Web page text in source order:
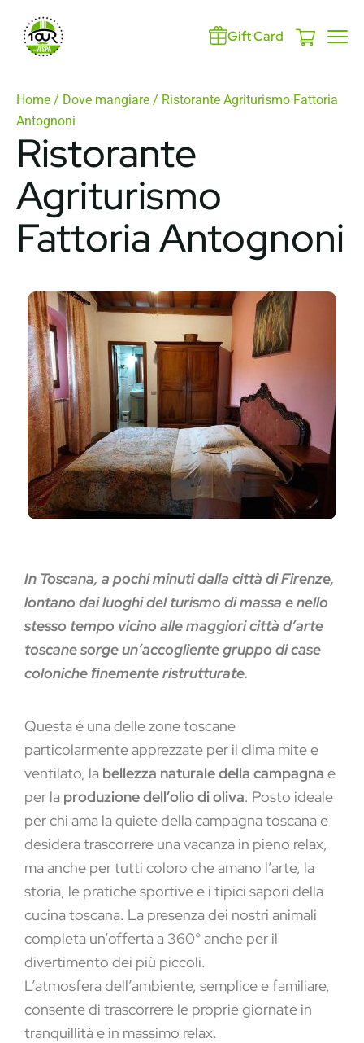
Gift Card
Home / Dove mangiare / Ristorante Agriturismo Fattoria
Antognoni
Ristorante
Agriturismo
Fattoria Antognoni
In Toscana, a pochi minuti dalla città di Firenze,
lontano dai luoghi del turismo di massa e nello
stesso tempo vicino alle maggiori città d’arte
toscane sorge un’accogliente gruppo di case
coloniche ﬁnemente ristrutturate.
Questa è una delle zone toscane
particolarmente apprezzate per il clima mite e
ventilato, la bellezza naturale della campagna e
per la produzione dell’olio di oliva. Posto ideale
per chi ama la quiete della campagna toscana e
desidera trascorrere una vacanza in pieno relax,
ma anche per tutti coloro che amano l’arte, la
storia, le pratiche sportive e i tipici sapori della
cucina toscana. La presenza dei nostri animali
completa un’offerta a 360° anche per il
divertimento dei più piccoli.
L’atmosfera dell’ambiente, semplice e familiare,
consente di trascorrere le proprie giornate in
tranquillità e in massimo relax.